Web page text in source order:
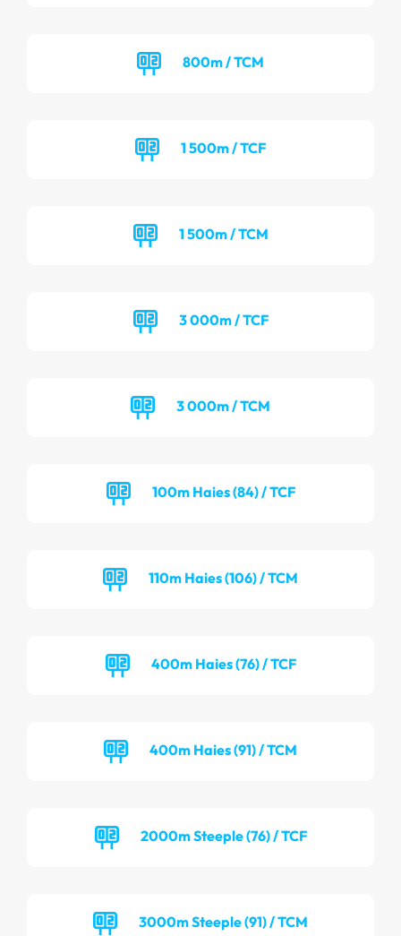
800m / TCM
1 500m / TCF
1 500m / TCM
3 000m / TCF
3 000m / TCM
100m Haies (84) / TCF
110m Haies (106) / TCM
400m Haies (76) / TCF
400m Haies (91) / TCM
2000m Steeple (76) / TCF
3000m Steeple (91) / TCM